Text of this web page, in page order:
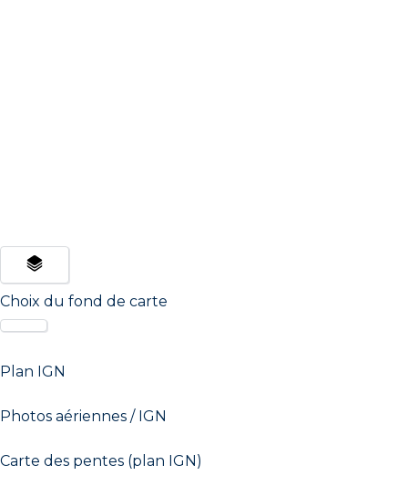
Choix du fond de carte
Plan IGN
Photos aériennes / IGN
Carte des pentes (plan IGN)